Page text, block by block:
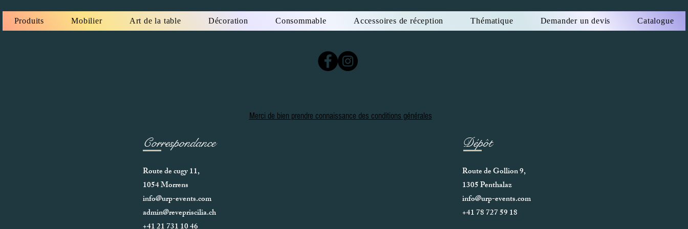
Produits Mobilier Art de la table Décoration Consommable Accessoires de réception Thématique Demander un devis Catalogue
Merci de bien prendre connaissance des conditions générales
Correspondance
Route de cugy 11,
1054 Morrens
info@urp-events.com
admin@revepriscilia.ch
Dépôt
Route de Gollion 9,
1305 Penthalaz
info@urp-events.com
+41 78 727 59 18